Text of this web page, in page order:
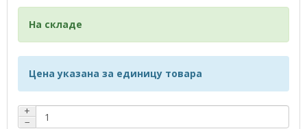
На складе
Цена указана за единицу товара
+
−